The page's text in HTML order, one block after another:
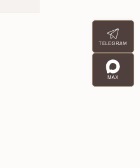
TELEGRAM
MAX